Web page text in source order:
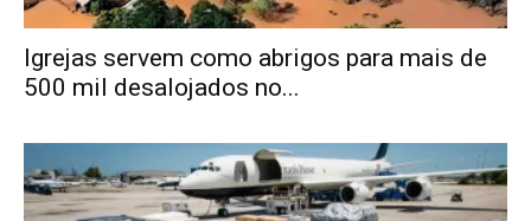
Igrejas servem como abrigos para mais de
500 mil desalojados no...